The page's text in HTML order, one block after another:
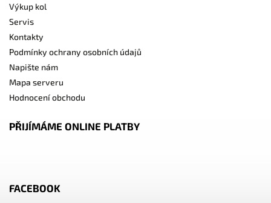
Výkup kol
Servis
Kontakty
Podmínky ochrany osobních údajů
Napište nám
Mapa serveru
Hodnocení obchodu
PŘIJÍMÁME ONLINE PLATBY
FACEBOOK